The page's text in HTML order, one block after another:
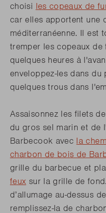
choisi les copeaux de
car elles apportent une
méditerranéenne. Il est
tremper les copeaux de
quelques heures à
enveloppez-les dans
quelques trous dans
Assaisonnez les filets
du gros sel marin et de
Barbecook avec la
charbon de bois de
grille du barbecue et
feux sur la grille de
d’allumage au-dessus
remplissez-la de